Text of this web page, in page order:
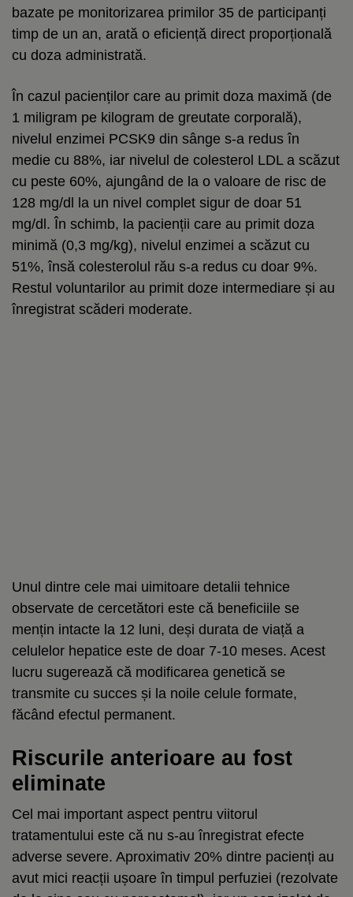
bazate pe monitorizarea primilor 35 de participanți
timp de un an, arată o eficiență direct proporțională
cu doza administrată.
În cazul pacienților care au primit doza maximă (de
1 miligram pe kilogram de greutate corporală),
nivelul enzimei PCSK9 din sânge s-a redus în
medie cu 88%, iar nivelul de colesterol LDL a scăzut
cu peste 60%, ajungând de la o valoare de risc de
128 mg/dl la un nivel complet sigur de doar 51
mg/dl. În schimb, la pacienții care au primit doza
minimă (0,3 mg/kg), nivelul enzimei a scăzut cu
51%, însă colesterolul rău s-a redus cu doar 9%.
Restul voluntarilor au primit doze intermediare și au
înregistrat scăderi moderate.
Unul dintre cele mai uimitoare detalii tehnice
observate de cercetători este că beneficiile se
mențin intacte la 12 luni, deși durata de viață a
celulelor hepatice este de doar 7-10 meses. Acest
lucru sugerează că modificarea genetică se
transmite cu succes și la noile celule formate,
făcând efectul permanent.
Riscurile anterioare au fost
eliminate
Cel mai important aspect pentru viitorul
tratamentului este că nu s-au înregistrat efecte
adverse severe. Aproximativ 20% dintre pacienți au
avut mici reacții ușoare în timpul perfuziei (rezolvate